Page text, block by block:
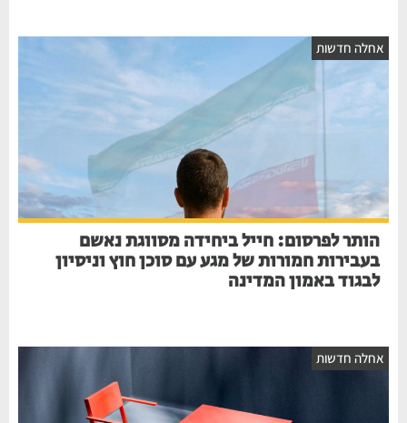
אחלה חדשות
הותר לפרסום: חייל ביחידה מסווגת נאשם
בעבירות חמורות של מגע עם סוכן חוץ וניסיון
לבגוד באמון המדינה
אחלה חדשות